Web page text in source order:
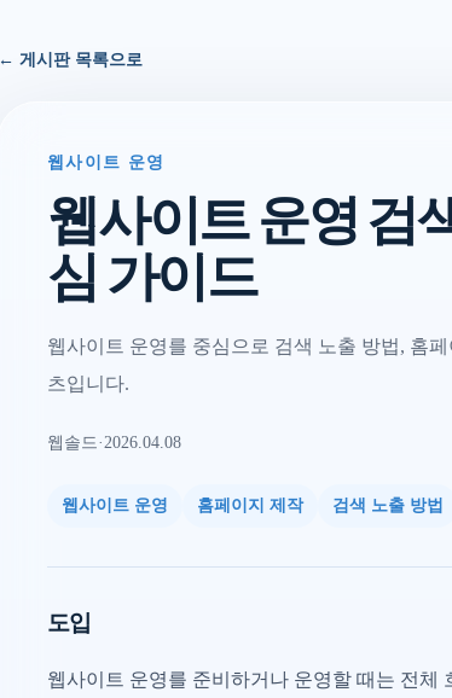
← 게시판 목록으로
웹사이트 운영
웹사이트 운영 검
심 가이드
웹사이트 운영를 중심으로 검색 노출 방법, 홈
츠입니다.
웹솔드·2026.04.08
웹사이트 운영 홈페이지 제작 검색 노출 방법
도입
웹사이트 운영를 준비하거나 운영할 때는 전체